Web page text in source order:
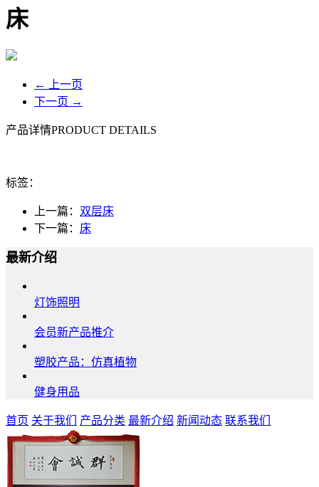
床
← 上一页
下一页 →
产品详情PRODUCT DETAILS
标签：
上一篇： 双层床
下一篇： 床
最新介绍
灯饰照明
会员新产品推介
塑胶产品：仿真植物
健身用品
首页 关于我们 产品分类 最新介绍 新闻动态 联系我们